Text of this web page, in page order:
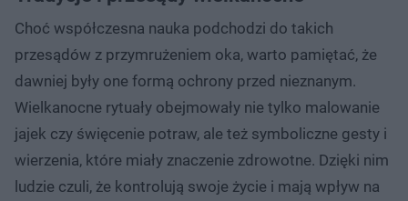
Choć współczesna nauka podchodzi do takich
przesądów z przymrużeniem oka, warto pamiętać, że
dawniej były one formą ochrony przed nieznanym.
Wielkanocne rytuały obejmowały nie tylko malowanie
jajek czy święcenie potraw, ale też symboliczne gesty i
wierzenia, które miały znaczenie zdrowotne. Dzięki nim
ludzie czuli, że kontrolują swoje życie i mają wpływ na